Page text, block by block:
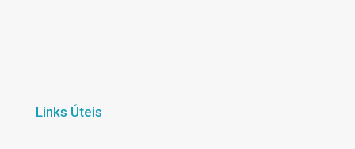
Links Úteis